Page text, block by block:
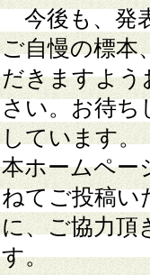
今後も、発
ご自慢の標本
だきますよう
さい。お待ち
しています。
本ホームペー
ねてご投稿い
に、ご協力頂
す。